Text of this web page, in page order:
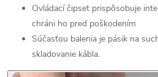
Ovládací čipset prispôsobuje
chráni ho pred poškodením
Súčasťou balenia je pásik na
skladovanie kábla.